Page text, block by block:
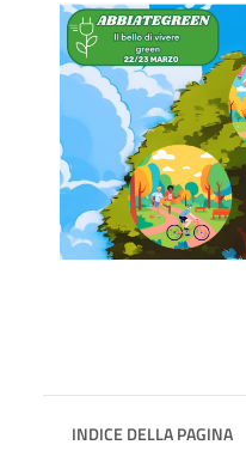
INDICE DELLA PAGINA